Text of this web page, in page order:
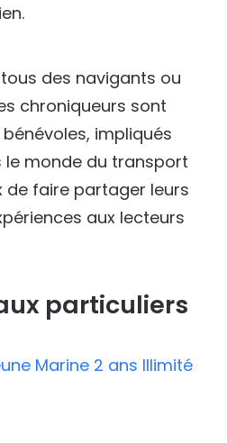
des navigants ou
chroniqueurs sont
impliqués
monde du transport
de faire partager leurs
aux lecteurs
particuliers